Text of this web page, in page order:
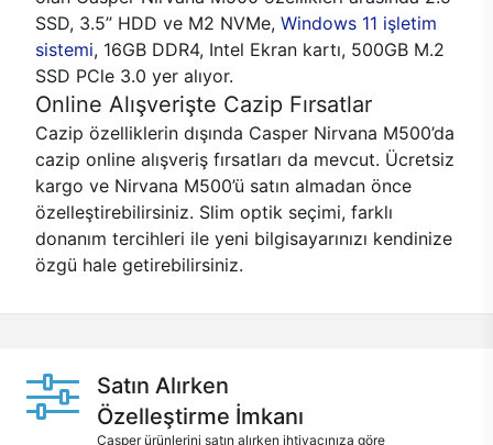
SSD, 3.5’’ HDD ve M2 NVMe, Windows 11 işletim
sistemi, 16GB DDR4, Intel Ekran kartı, 500GB M.2
SSD PCle 3.0 yer alıyor.
Online Alışverişte Cazip Fırsatlar
Cazip özelliklerin dışında Casper Nirvana M500’da
cazip online alışveriş fırsatları da mevcut. Ücretsiz
kargo ve Nirvana M500’ü satın almadan önce
özelleştirebilirsiniz. Slim optik seçimi, farklı
donanım tercihleri ile yeni bilgisayarınızı kendinize
özgü hale getirebilirsiniz.
Satın Alırken
Özelleştirme İmkanı
Casper ürünlerini satın alırken ihtiyacınıza göre